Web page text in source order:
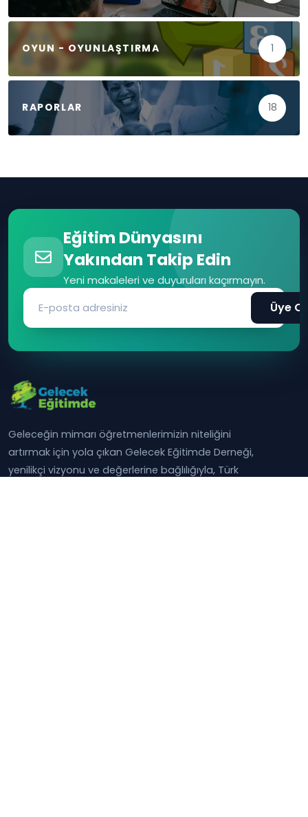
OYUN - OYUNLAŞTIRMA 1
RAPORLAR 18
Eğitim Dünyasını
Yakından Takip Edin
Yeni makaleleri ve duyuruları kaçırmayın.
Üye Ol
Geleceğin mimarı öğretmenlerimizin niteliğini
artırmak için yola çıkan Gelecek Eğitimde Derneği,
yenilikçi vizyonu ve değerlerine bağlılığıyla, Türk